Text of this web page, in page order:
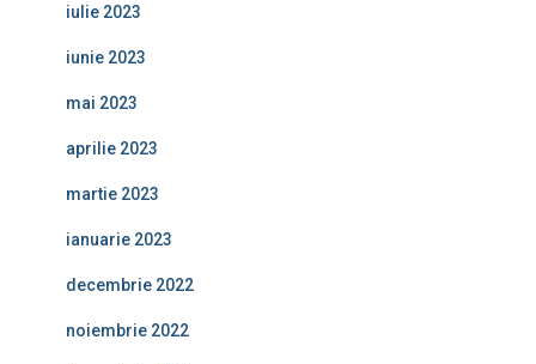
iulie 2023
iunie 2023
mai 2023
aprilie 2023
martie 2023
ianuarie 2023
decembrie 2022
noiembrie 2022